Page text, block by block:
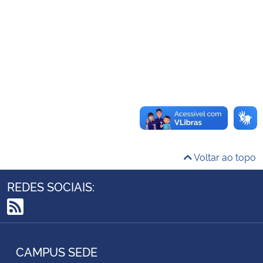
Ministério do Desenvolvimento Regional
Ministério da Mulher, da Família e dos Direitos Humanos
Voltar ao topo
REDES SOCIAIS:
RSS
CAMPUS SEDE